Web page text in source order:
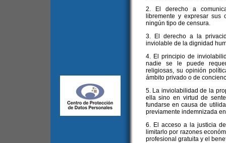
2. El derecho a
libremente y expresar
ningún tipo de censura.
3. El derecho a la
inviolable de la dignidad
4. El principio de
nadie se le puede
religiosas, su opinión
ámbito privado o de
5. La inviolabilidad de la
ella sino en virtud de
fundarse en causa de
previamente indemnizada
6. El acceso a la justicia
limitarlo por razones
profesional gratuita y el